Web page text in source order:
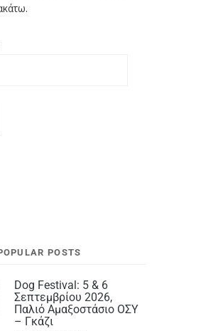
POSTS
Dog Festival: 5 & 6
Σεπτεμβρίου 2026,
Παλιό Αμαξοστάσιο ΟΣΥ
– Γκάζι